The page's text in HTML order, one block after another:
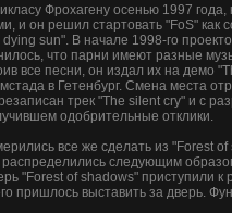
Фрохагену осенью 1997
и он решил стартовать "FoS" как
sun". В начале 1998-го
что парни имеют разные
все песни, он издал их на демо
в Гетенбург. Смена места
трек "The silent cry" и с
одобрительные отклики.
все же сделать из "Forest
следующим
"Forest of shadows"
пришлось выставить за дверь.